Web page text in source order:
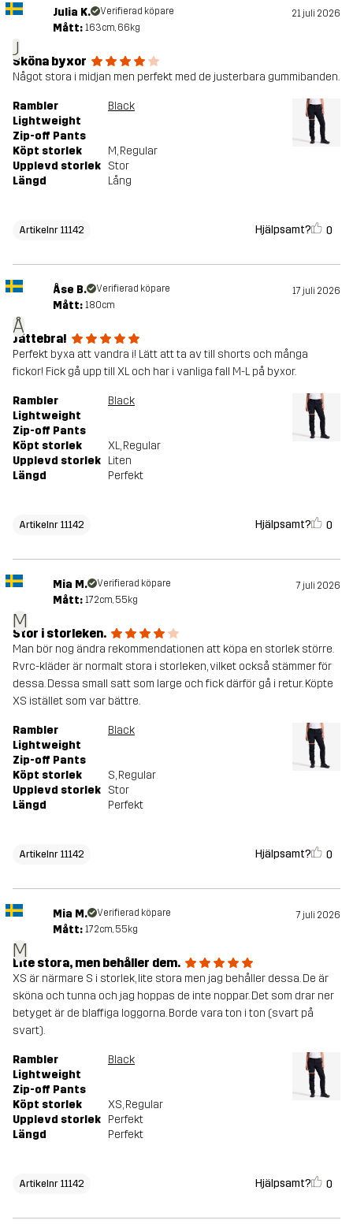
J
Julia K. Verifierad köpare 21 juli 2026
Mått: 163cm, 66kg
Sköna byxor
Något stora i midjan men perfekt med de justerbara gummibanden.
Rambler
Lightweight
Zip-off Pants
Black
Köpt storlek M, Regular
Upplevd storlek Stor
Längd
Lång
Artikelnr 11142 Hjälpsamt? 0
Å
Åse B. Verifierad köpare 17 juli 2026
Mått: 180cm
Jättebra!
Perfekt byxa att vandra i! Lätt att ta av till shorts och många
fickor! Fick gå upp till XL och har i vanliga fall M-L på byxor.
Rambler
Lightweight
Zip-off Pants
Black
Köpt storlek XL, Regular
Upplevd storlek Liten
Längd
Perfekt
Artikelnr 11142 Hjälpsamt? 0
M
Mia M. Verifierad köpare 7 juli 2026
Mått: 172cm, 55kg
Stor i storleken.
Man bör nog ändra rekommendationen att köpa en storlek större.
Rvrc-kläder är normalt stora i storleken, vilket också stämmer för
dessa. Dessa small satt som large och fick därför gå i retur. Köpte
XS istället som var bättre.
Rambler
Lightweight
Zip-off Pants
Black
Köpt storlek S, Regular
Upplevd storlek Stor
Längd
Perfekt
Artikelnr 11142 Hjälpsamt? 0
M
Mia M. Verifierad köpare 7 juli 2026
Mått: 172cm, 55kg
Lite stora, men behåller dem.
XS är närmare S i storlek, lite stora men jag behåller dessa. De är
sköna och tunna och jag hoppas de inte noppar. Det som drar ner
betyget är de blaffiga loggorna. Borde vara ton i ton (svart på
svart).
Rambler
Lightweight
Zip-off Pants
Black
Köpt storlek XS, Regular
Upplevd storlek Perfekt
Längd
Perfekt
Artikelnr 11142 Hjälpsamt? 0